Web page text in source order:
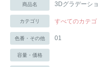
商品名 3Dグラデーシ
カテゴリ すべてのカテゴ
色番・その他 01
容量・価格